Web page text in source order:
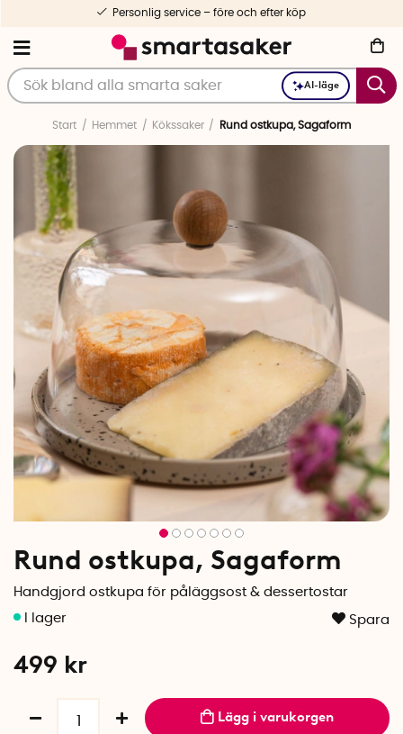
AI-läge
Personlig service – före och efter köp
Start Hemmet Kökssaker Rund ostkupa, Sagaform
Rund ostkupa, Sagaform
Handgjord ostkupa för påläggsost & dessertostar
Spara
499 kr
Lägg i varukorgen